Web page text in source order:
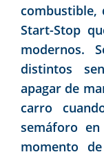
combustible,
Start-Stop
modernos.
distintos
apagar de
carro
semáforo
momento